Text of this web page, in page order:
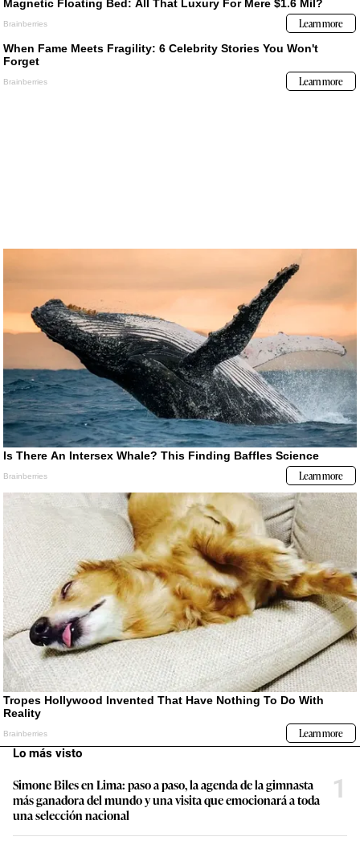
Lo más visto
Simone Biles en Lima: paso a paso, la agenda de la gimnasta
más ganadora del mundo y una visita que emocionará a toda
una selección nacional
1